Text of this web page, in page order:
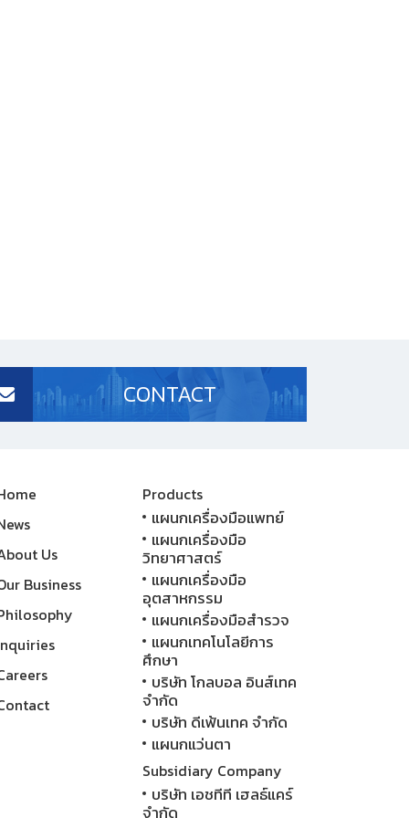
CONTACT
Us
Business
Products
แผนกเครื่องมือแพทย์
แผนกเครื่องมือ
วิทยาศาสตร์
แผนกเครื่องมือ
อุตสาหกรรม
แผนกเครื่องมือสำรวจ
แผนกเทคโนโลยีการ
ศึกษา
บริษัท โกลบอล อินส์เทค
จำกัด
บริษัท ดีเฟ้นเทค จำกัด
แผนกแว่นตา
Subsidiary Company
บริษัท เอชทีที เฮลธ์แคร์
จำกัด